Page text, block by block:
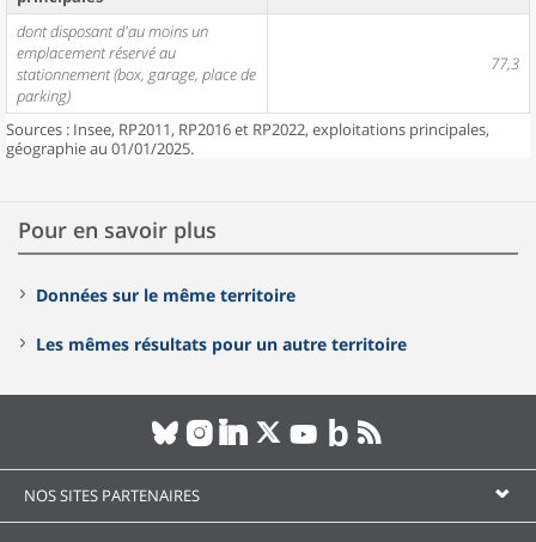
dont disposant d'au moins un
emplacement réservé au
stationnement (box, garage, place de
parking)
77,3
Sources : Insee, RP2011, RP2016 et RP2022, exploitations principales,
géographie au 01/01/2025.
Pour en savoir plus
Données sur le même territoire
Les mêmes résultats pour un autre territoire
NOS SITES PARTENAIRES